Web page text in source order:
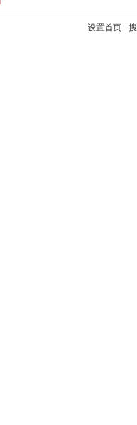
设置首页 -